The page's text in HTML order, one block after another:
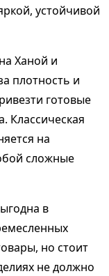
устойчивой
Ханой и
плотность и
готовые
Классическая
на
сложные
в
но стоит
не должно